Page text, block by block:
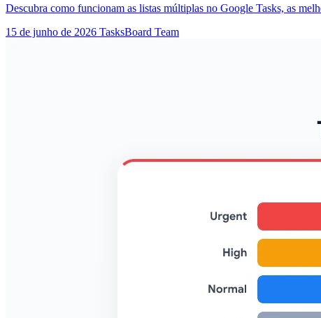
Descubra como funcionam as listas múltiplas no Google Tasks, as
15 de junho de 2026 TasksBoard Team